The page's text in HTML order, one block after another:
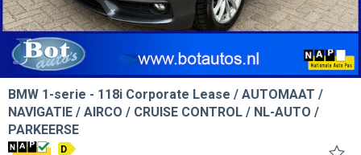
BMW 1-serie
118i Corporate Lease / AUTOMAAT /
NAVIGATIE / AIRCO / CRUISE CONTROL / NL-AUTO /
PARKEERSE
D